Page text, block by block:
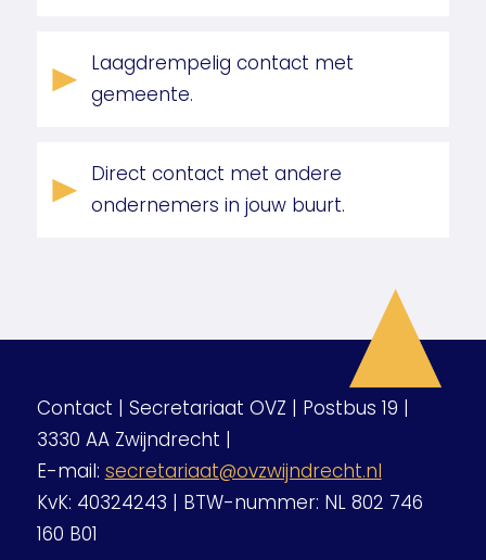
Laagdrempelig contact met
gemeente.
Direct contact met andere
ondernemers in jouw buurt.
Contact | Secretariaat OVZ | Postbus 19 |
3330 AA Zwijndrecht |
E-mail: secretariaat@ovzwijndrecht.nl
KvK: 40324243 | BTW-nummer: NL 802 746
160 B01